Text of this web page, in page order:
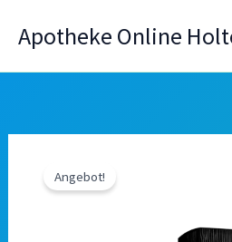
InhaltApotheke Online
Angebot!